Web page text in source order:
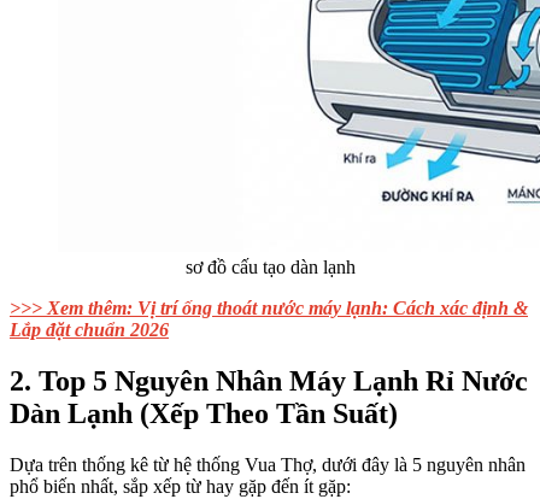
sơ đồ cấu tạo dàn lạnh
>>> Xem thêm: Vị trí ống thoát nước máy lạnh: Cách xác định &
Lắp đặt chuẩn 2026
2. Top 5 Nguyên Nhân Máy Lạnh Rỉ Nước
Dàn Lạnh (Xếp Theo Tần Suất)
Dựa trên thống kê từ hệ thống Vua Thợ, dưới đây là 5 nguyên nhân
phổ biến nhất, sắp xếp từ hay gặp đến ít gặp: